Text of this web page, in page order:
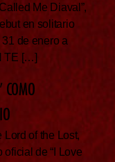
Me Diaval”,
en solitario
de enero a
TE […]
COMO
Lord of the Lost,
de “I Love